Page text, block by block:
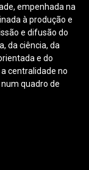
empenhada na
à produção e
e difusão do
da ciência, da
e do
centralidade no
quadro de